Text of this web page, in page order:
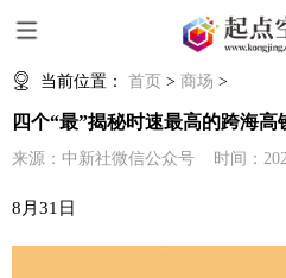
当前位置： 首页 > 商场 >
四个“最”揭秘时速最高的跨海高
来源：中新社微信公众号 时间：
8月31日